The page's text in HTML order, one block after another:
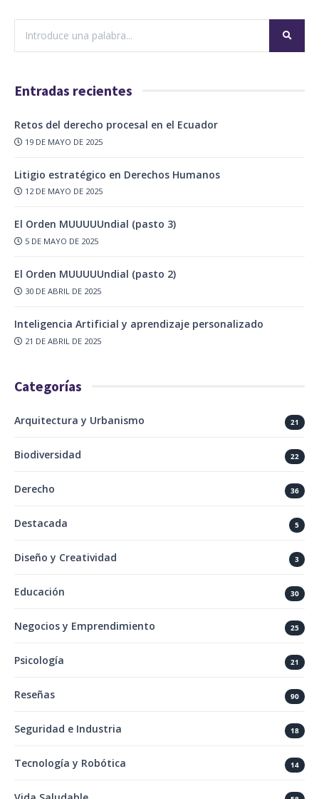
Entradas recientes
Retos del derecho procesal en el Ecuador
19 DE MAYO DE 2025
Litigio estratégico en Derechos Humanos
12 DE MAYO DE 2025
El Orden MUUUUUndial (pasto 3)
5 DE MAYO DE 2025
El Orden MUUUUUndial (pasto 2)
30 DE ABRIL DE 2025
Inteligencia Artificial y aprendizaje personalizado
21 DE ABRIL DE 2025
Categorías
Arquitectura y Urbanismo 21
Biodiversidad 22
Derecho 36
Destacada 5
Diseño y Creatividad 3
Educación 30
Negocios y Emprendimiento 25
Psicología 21
Reseñas 90
Seguridad e Industria 18
Tecnología y Robótica 14